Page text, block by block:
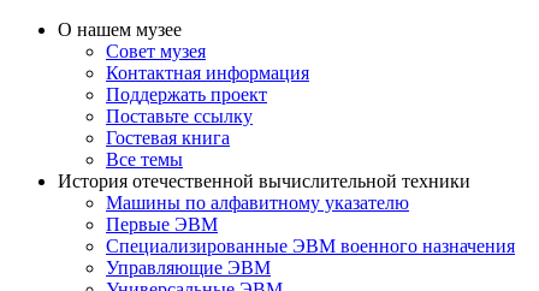
О нашем музее
Совет музея
Контактная информация
Поддержать проект
Поставьте ссылку
Гостевая книга
Все темы
История отечественной вычислительной техники
Машины по алфавитному указателю
Первые ЭВМ
Специализированные ЭВМ военного назначения
Управляющие ЭВМ